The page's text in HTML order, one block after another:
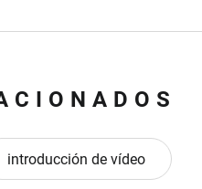
introducción de vídeo